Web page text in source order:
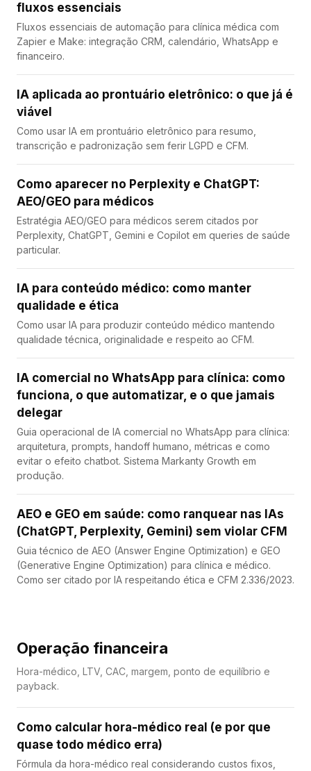
fluxos essenciais
Fluxos essenciais de automação para clínica médica com
Zapier e Make: integração CRM, calendário, WhatsApp e
financeiro.
IA aplicada ao prontuário eletrônico: o que já é
viável
Como usar IA em prontuário eletrônico para resumo,
transcrição e padronização sem ferir LGPD e CFM.
Como aparecer no Perplexity e ChatGPT:
AEO/GEO para médicos
Estratégia AEO/GEO para médicos serem citados por
Perplexity, ChatGPT, Gemini e Copilot em queries de saúde
particular.
IA para conteúdo médico: como manter
qualidade e ética
Como usar IA para produzir conteúdo médico mantendo
qualidade técnica, originalidade e respeito ao CFM.
IA comercial no WhatsApp para clínica: como
funciona, o que automatizar, e o que jamais
delegar
Guia operacional de IA comercial no WhatsApp para clínica:
arquitetura, prompts, handoff humano, métricas e como
evitar o efeito chatbot. Sistema Markanty Growth em
produção.
AEO e GEO em saúde: como ranquear nas IAs
(ChatGPT, Perplexity, Gemini) sem violar CFM
Guia técnico de AEO (Answer Engine Optimization) e GEO
(Generative Engine Optimization) para clínica e médico.
Como ser citado por IA respeitando ética e CFM 2.336/2023.
Operação financeira
Hora-médico, LTV, CAC, margem, ponto de equilíbrio e
payback.
Como calcular hora-médico real (e por que
quase todo médico erra)
Fórmula da hora-médico real considerando custos fixos,